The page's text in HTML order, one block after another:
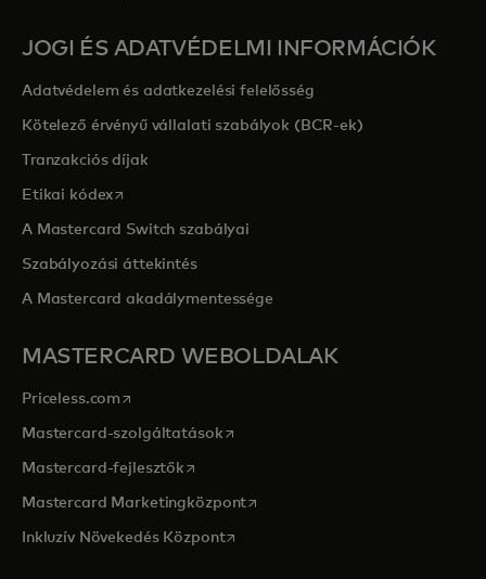
JOGI ÉS ADATVÉDELMI INFORMÁCIÓK
Adatvédelem és adatkezelési felelősség
Kötelező érvényű vállalati szabályok (BCR-ek)
Tranzakciós díjak
Etikai kódexopens in a new tab
A Mastercard Switch szabályai
Szabályozási áttekintés
A Mastercard akadálymentessége
MASTERCARD WEBOLDALAK
Priceless.com opens in a new tab
Mastercard-szolgáltatásokopens in a new tab
Mastercard-fejlesztők opens in a new tab
Mastercard Marketingközpontopens in a new tab
Inkluzív Növekedés Központopens in a new tab